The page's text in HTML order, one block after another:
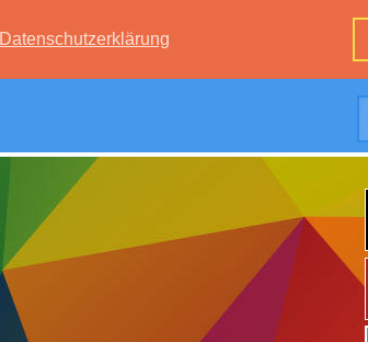
Datenschutzerklärung